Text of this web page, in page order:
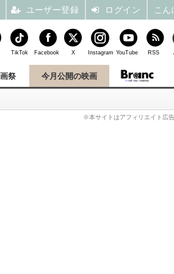
祭 今月公開の映画
※本サイトはアフィリエイト広
TikTok Facebook X Instagram YouTube RSS
ユーザー登録 ログイン こ